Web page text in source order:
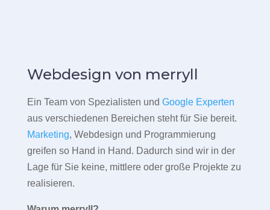
Webdesign von merryll
Ein Team von Spezialisten und Google Experten
aus verschiedenen Bereichen steht für Sie bereit.
Marketing, Webdesign und Programmierung
greifen so Hand in Hand. Dadurch sind wir in der
Lage für Sie keine, mittlere oder große Projekte zu
realisieren.